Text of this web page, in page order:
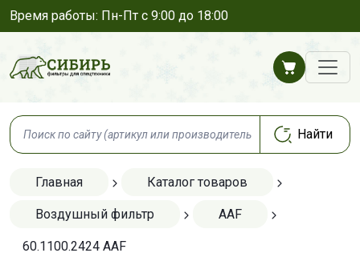
Время работы: Пн-Пт с 9:00 до 18:00
Главная Каталог товаров
Воздушный фильтр AAF
60.1100.2424 AAF